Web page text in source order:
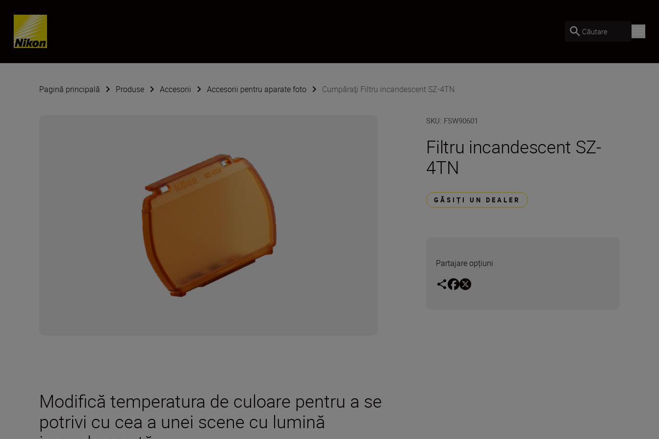
Skip content
Căutare
Pagină principală Produse Accesorii Accesorii pentru aparate foto Cumpăraţi Filtru incandescent SZ-4TN
SKU: FSW90601
Filtru incandescent SZ-
4TN
GĂSIȚI UN DEALER
Partajare opțiuni
Modifică temperatura de culoare pentru a se
potrivi cu cea a unei scene cu lumină